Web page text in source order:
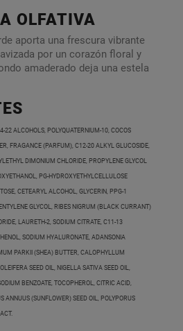
OLFATIVA
aporta una frescura vibrante
por un corazón floral y
amaderado deja una estela
22 ALCOHOLS, POLYQUATERNIUM-10, COCOS
FRAGANCE (PARFUM), C12-20 ALKYL GLUCOSIDE,
DIMONIUM CHLORIDE, PROPYLENE GLYCOL
PG-HYDROXYETHYLCELLULOSE
CETEARYL ALCOHOL, GLYCERIN, PPG-1
GLYCOL, RIBES NIGRUM (BLACK CURRANT)
LAURETH-2, SODIUM CITRATE, C11-13
SODIUM HYALURONATE, ADANSONIA
PARKII (SHEA) BUTTER, CALOPHYLLUM
SEED OIL, NIGELLA SATIVA SEED OIL,
BENZOATE, TOCOPHEROL, CITRIC ACID,
ANNUUS (SUNFLOWER) SEED OIL, POLYPORUS